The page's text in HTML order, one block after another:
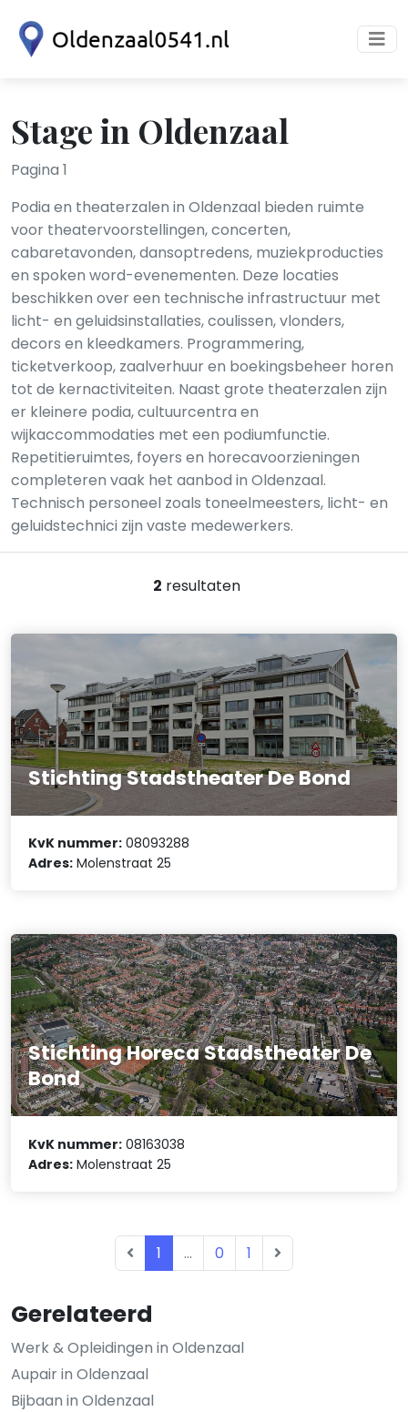
Stage in Oldenzaal
Pagina 1
Podia en theaterzalen in Oldenzaal bieden ruimte
voor theatervoorstellingen, concerten,
cabaretavonden, dansoptredens, muziekproducties
en spoken word-evenementen. Deze locaties
beschikken over een technische infrastructuur met
licht- en geluidsinstallaties, coulissen, vlonders,
decors en kleedkamers. Programmering,
ticketverkoop, zaalverhuur en boekingsbeheer horen
tot de kernactiviteiten. Naast grote theaterzalen zijn
er kleinere podia, cultuurcentra en
wijkaccommodaties met een podiumfunctie.
Repetitieruimtes, foyers en horecavoorzieningen
completeren vaak het aanbod in Oldenzaal.
Technisch personeel zoals toneelmeesters, licht- en
geluidstechnici zijn vaste medewerkers.
Gerelateerd
Werk & Opleidingen in Oldenzaal
Aupair in Oldenzaal
Bijbaan in Oldenzaal
2 resultaten
Stichting Stadstheater De Bond
KvK nummer: 08093288
Adres: Molenstraat 25
Stichting Horeca Stadstheater De
Bond
KvK nummer: 08163038
Adres: Molenstraat 25
1 ... 0 1